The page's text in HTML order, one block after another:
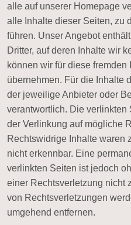
alle auf unserer Homepage
alle Inhalte dieser Seiten, zu
führen. Unser Angebot
Dritter, auf deren Inhalte wir
können wir für diese
übernehmen. Für die Inhalte
der jeweilige Anbieter oder
verantwortlich. Die verlinkten
der Verlinkung auf mögliche
Rechtswidrige Inhalte waren
nicht erkennbar. Eine
verlinkten Seiten ist jedoch
einer Rechtsverletzung nicht
von Rechtsverletzungen
umgehend entfernen.